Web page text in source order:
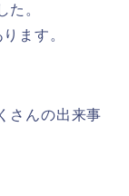
た。
ます。
さんの出来事